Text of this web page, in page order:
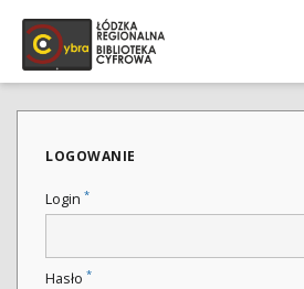
LOGOWANIE
Login *
Hasło *